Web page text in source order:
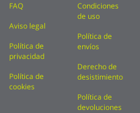
FAQ
Aviso legal
Política de
privacidad
Política de
cookies
Condiciones
de uso
Política de
envíos
Derecho de
desistimiento
Política de
devoluciones